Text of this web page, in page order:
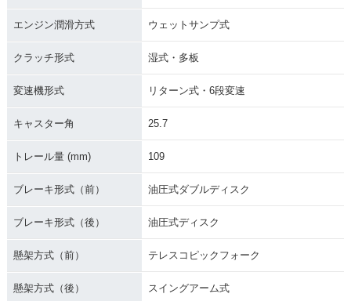
エンジン潤滑方式 ウェットサンプ式
クラッチ形式 湿式・多板
変速機形式 リターン式・6段変速
キャスター角 25.7
トレール量 (mm) 109
ブレーキ形式（前） 油圧式ダブルディスク
ブレーキ形式（後） 油圧式ディスク
懸架方式（前） テレスコピックフォーク
懸架方式（後） スイングアーム式